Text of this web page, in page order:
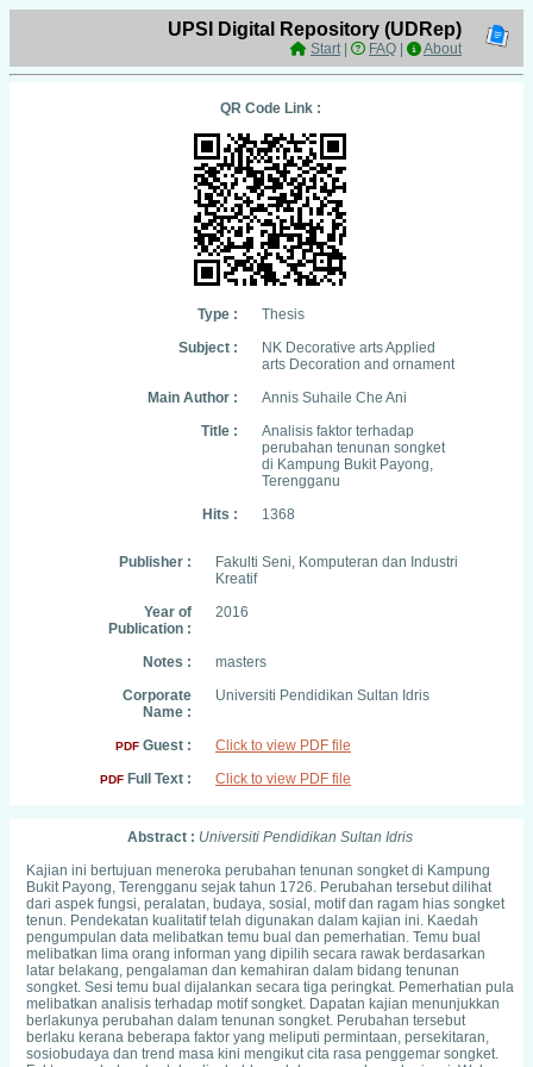
UPSI Digital Repository (UDRep)
Start| FAQ About
QR Code Link :
Type :
Thesis
Subject :
NK Decorative arts Applied
arts Decoration and ornament
Main Author :
Annis Suhaile Che Ani
Title :
Analisis faktor terhadap
perubahan tenunan songket
di Kampung Bukit Payong,
Terengganu
Hits :
1368
Publisher :
Fakulti Seni, Komputeran dan Industri
Kreatif
Year of
Publication :
2016
Notes :
masters
Corporate
Name :
Universiti Pendidikan Sultan Idris
PDF Guest : Click to view PDF file
PDF Full Text : Click to view PDF file
Abstract : Universiti Pendidikan Sultan Idris
Kajian ini bertujuan meneroka perubahan tenunan songket di Kampung
Bukit Payong, Terengganu sejak tahun 1726. Perubahan tersebut dilihat
dari aspek fungsi, peralatan, budaya, sosial, motif dan ragam hias songket
tenun. Pendekatan kualitatif telah digunakan dalam kajian ini. Kaedah
pengumpulan data melibatkan temu bual dan pemerhatian. Temu bual
melibatkan lima orang informan yang dipilih secara rawak berdasarkan
latar belakang, pengalaman dan kemahiran dalam bidang tenunan
songket. Sesi temu bual dijalankan secara tiga peringkat. Pemerhatian pula
melibatkan analisis terhadap motif songket. Dapatan kajian menunjukkan
berlakunya perubahan dalam tenunan songket. Perubahan tersebut
berlaku kerana beberapa faktor yang meliputi permintaan, persekitaran,
sosiobudaya dan trend masa kini mengikut cita rasa penggemar songket.